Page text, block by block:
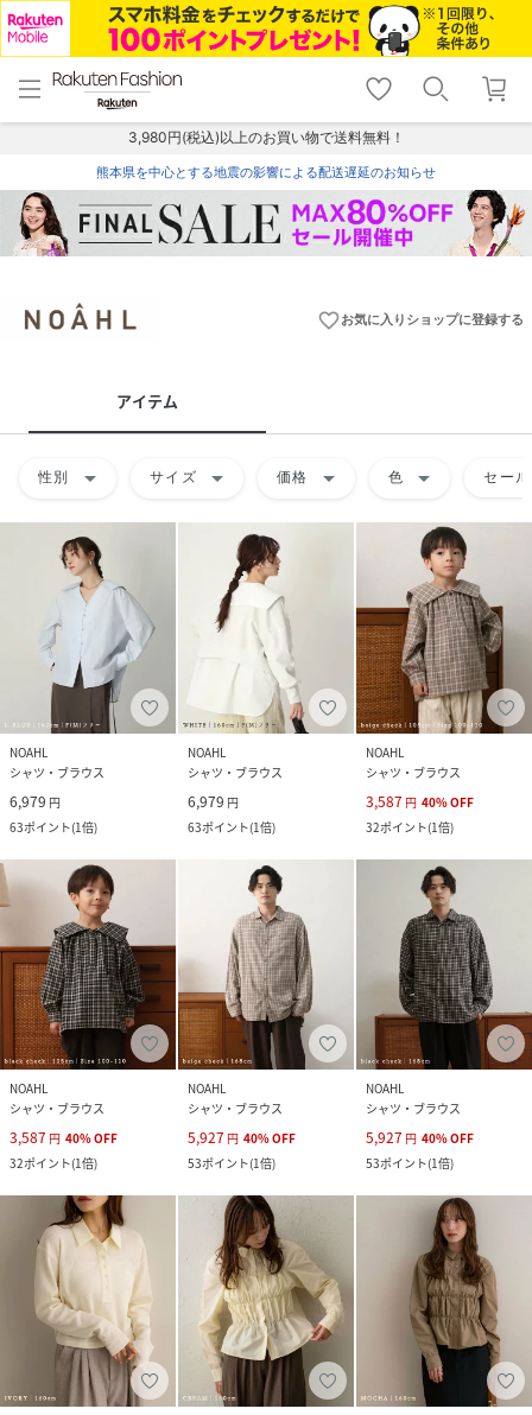
menu home
トップ
shopping_cart lock_outline
ログイン
3,980円(税込)以上のお買い物で送料無料！
熊本県を中心とする地震の影響による配送遅延のお知らせ
favorite_borderお気に入りショップに登録する
アイテム
性別 arrow_drop_down サイズ arrow_drop_down 価格 arrow_drop_down 色 arrow_drop_down セール
NOAHL
シャツ・ブラウス
6,979 円
63ポイント(1倍)
NOAHL
シャツ・ブラウス
6,979 円
63ポイント(1倍)
NOAHL
シャツ・ブラウス
3,587 円 40%OFF
32ポイント(1倍)
NOAHL
シャツ・ブラウス
3,587 円 40%OFF
32ポイント(1倍)
NOAHL
シャツ・ブラウス
5,927 円 40%OFF
53ポイント(1倍)
NOAHL
シャツ・ブラウス
5,927 円 40%OFF
53ポイント(1倍)